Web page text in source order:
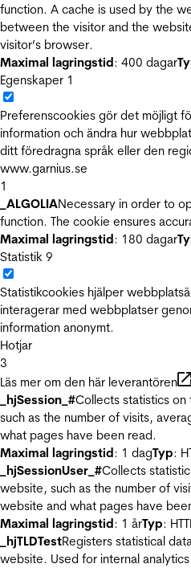
function. A cache is used by the
between the visitor and the
visitor’s browser.
Maximal lagringstid: 400 dagar
Egenskaper 1
Preferenscookies gör det möjligt
information och ändra hur
ditt föredragna språk eller den
www.garnius.se
1
_ALGOLIANecessary in order to
function. The cookie ensures
Maximal lagringstid: 180 dagar
Statistik 9
Statistikcookies hjälper
interagerar med webbplatser
information anonymt.
Hotjar
3
Läs mer om den här leverantören
_hjSession_#Collects statistics
such as the number of visits,
what pages have been read.
Maximal lagringstid: 1 dagTyp:
_hjSessionUser_#Collects
website, such as the number of
website and what pages have
Maximal lagringstid: 1 årTyp:
_hjTLDTestRegisters statistical
website. Used for internal